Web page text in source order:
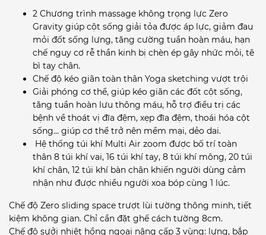
2 Chương trình massage không trọng lực Zero
Gravity giúp cột sống giải tỏa được áp lực, giảm đau
mỏi đốt sống lưng, tăng cường tuần hoàn máu, hạn
chế nguy cơ rễ thần kinh bị chèn ép gây nhức mỏi, tê
bì tay chân.
Chế độ kéo giãn toàn thân Yoga sketching vượt trội
Giải phóng cơ thể, giúp kéo giãn các đốt cột sống,
tăng tuần hoàn lưu thông máu, hỗ trợ điều trị các
bệnh về thoát vị đĩa đệm, xẹp đĩa đệm, thoái hóa cột
sống… giúp cơ thể trở nên mềm mại, dẻo dai.
Hệ thống túi khí Multi Air zoom được bố trí toàn
thân 8 túi khí vai, 16 túi khí tay, 8 túi khí mông, 20 túi
khí chân, 12 túi khí bàn chân khiến người dùng cảm
nhận như được nhiều người xoa bóp cùng 1 lúc.
Chế độ Zero sliding space trượt lùi tường thông minh, tiết
kiệm không gian. Chỉ cần đặt ghế cách tường 8cm.
Chế độ sưởi nhiệt hồng ngoại nâng cấp 3 vùng: lưng, bắp